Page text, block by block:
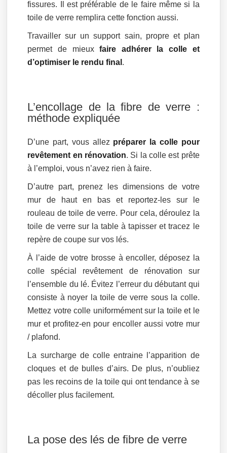
fissures. Il est préférable de le faire même si la
toile de verre remplira cette fonction aussi.
Travailler sur un support sain, propre et plan
permet de mieuxfaire adhérer la colle et
d’optimiser le rendu final .
L’encollage de la fibre de verre :
méthode expliquée
D’une part, vous allez préparer la colle pour
revêtement en rénovation. Si la colle est prête
à l’emploi, vous n’avez rien à faire.
D’autre part, prenez les dimensions de votre
mur de haut en bas et reportez-les sur le
rouleau de toile de verre. Pour cela, déroulez la
toile de verre sur la table à tapisser et tracez le
repère de coupe sur vos lés.
À l’aide de votre brosse à encoller, déposez la
colle spécial revêtement de rénovation sur
l’ensemble du lé. Évitez l’erreur du débutant qui
consiste à noyer la toile de verre sous la colle.
Mettez votre colle uniformément sur la toile et le
mur et profitez-en pour encoller aussi votre mur
/ plafond.
La surcharge de colle entraine l’apparition de
cloques et de bulles d’airs. De plus, n’oubliez
pas les recoins de la toile qui ont tendance à se
décoller plus facilement.
La pose des lés de fibre de verre